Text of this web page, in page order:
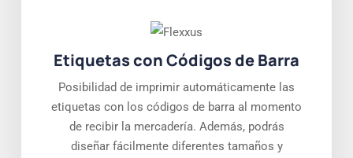
Etiquetas con Códigos de Barra
Posibilidad de imprimir automáticamente las
etiquetas con los códigos de barra al momento
de recibir la mercadería. Además, podrás
diseñar fácilmente diferentes tamaños y